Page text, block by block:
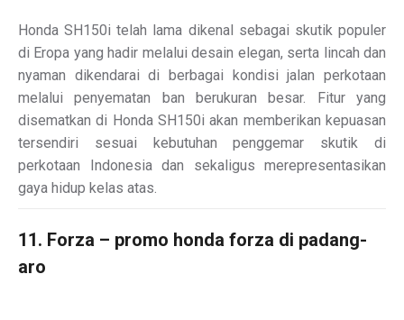
Honda SH150i telah lama dikenal sebagai skutik populer
di Eropa yang hadir melalui desain elegan, serta lincah dan
nyaman dikendarai di berbagai kondisi jalan perkotaan
melalui penyematan ban berukuran besar. Fitur yang
disematkan di Honda SH150i akan memberikan kepuasan
tersendiri sesuai kebutuhan penggemar skutik di
perkotaan Indonesia dan sekaligus merepresentasikan
gaya hidup kelas atas.
11. Forza – promo honda forza di padang-
aro